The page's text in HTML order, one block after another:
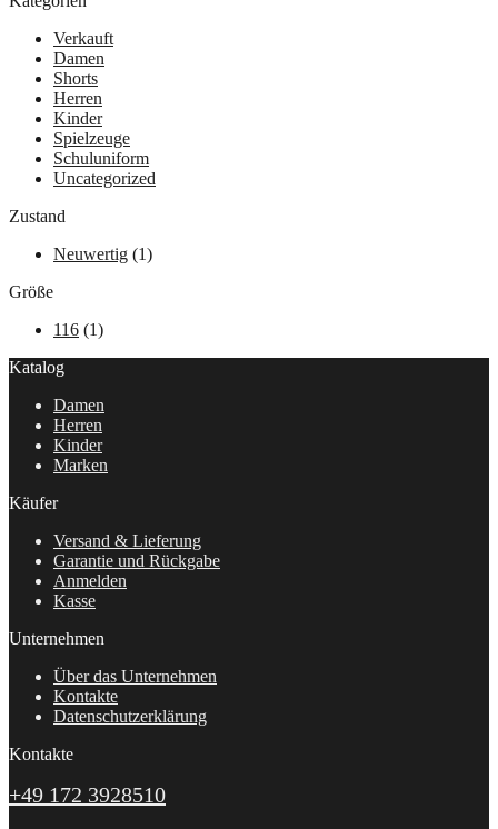
Verkauft
Damen
Shorts
Herren
Kinder
Spielzeuge
Schuluniform
Uncategorized
Zustand
Neuwertig (1)
Größe
116 (1)
Katalog
Damen
Herren
Kinder
Marken
Käufer
Versand & Lieferung
Garantie und Rückgabe
Anmelden
Kasse
Unternehmen
Über das Unternehmen
Kontakte
Datenschutzerklärung
Kontakte
+49 172 3928510